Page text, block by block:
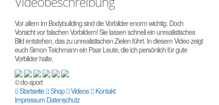
Vor allem im Bodybuilding sind die Vorbilder enorm wichtig. Doch
Vorsicht vor falschen Vorbildern! Sie lassen schnell ein unrealistisches
Bild entstehen, das zu unrealistischen Zielen führt. In diesem Video zeigt
euch Simon Teichmann ein Paar Leute, die ich persönlich für gute
Vorbilder halte.
© do-sport
Startseite Shop Videos
Kontakt
Impressum Datenschutz